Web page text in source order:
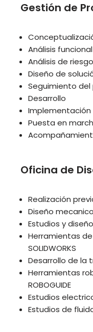
Gestión de
Análisis funcional
Análisis de riesgo
Diseño de
Seguimiento
Desarrollo
Implementación
Puesta en
Oficina de
Realización
Diseño
Estudios y
Herramientas de
SOLIDWORKS
Desarrollo de la
Herramientas
ROBOGUIDE
Estudios
Estudios de